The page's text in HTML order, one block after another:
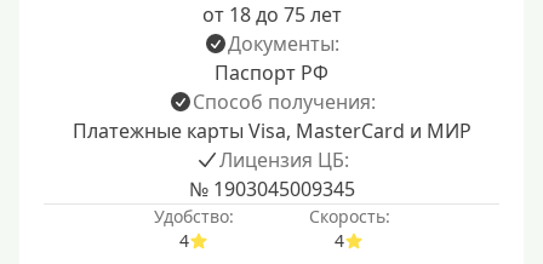
от 18 до 75 лет
Документы:
Паспорт РФ
Способ получения:
Платежные карты Visa, MasterCard и МИР
Лицензия ЦБ:
№ 1903045009345
Удобство:
4
Скорость:
4